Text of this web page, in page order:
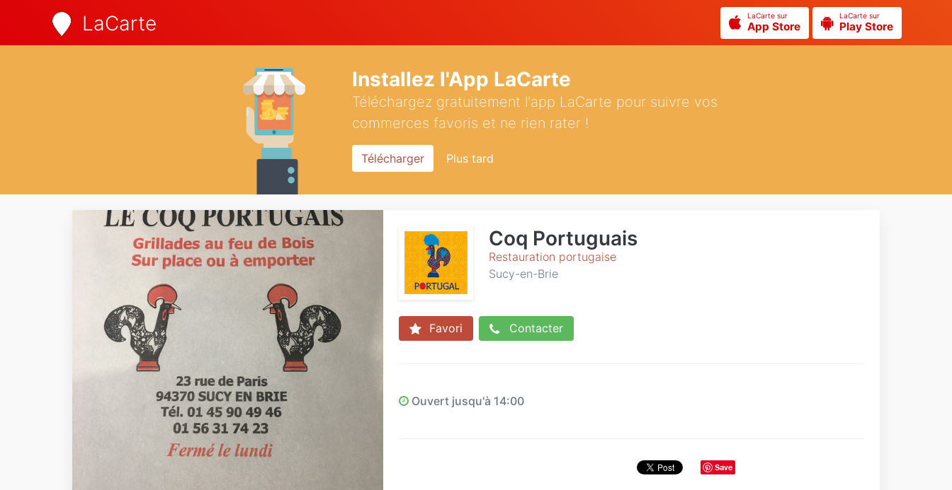
LaCarte LaCarte sur
App Store
LaCarte sur
Play Store
Installez l'App LaCarte
Téléchargez gratuitement l'app LaCarte pour suivre vos
commerces favoris et ne rien rater !
Télécharger Plus tard
Coq Portuguais
Restauration portugaise
Sucy-en-Brie
Favori Contacter
Ouvert jusqu'à 14:00
Save